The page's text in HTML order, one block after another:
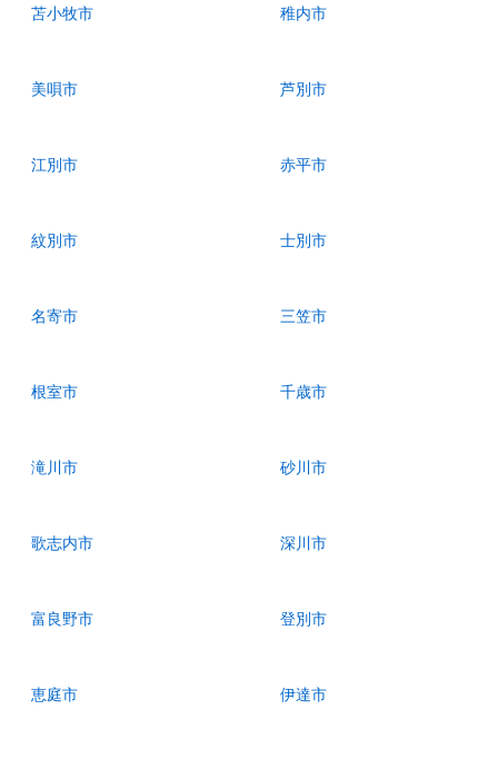
苫小牧市 稚内市
美唄市 芦別市
江別市 赤平市
紋別市 士別市
名寄市 三笠市
根室市 千歳市
滝川市 砂川市
歌志内市 深川市
富良野市 登別市
恵庭市 伊達市